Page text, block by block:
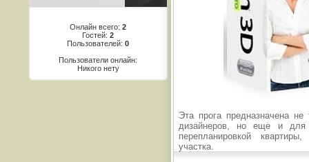
Онлайн всего: 2
Гостей: 2
Пользователей: 0
Пользователи онлайн:
Никого нету
Эта прога предназначена
дизайнеров, но еще и для
перепланировкой
участка.